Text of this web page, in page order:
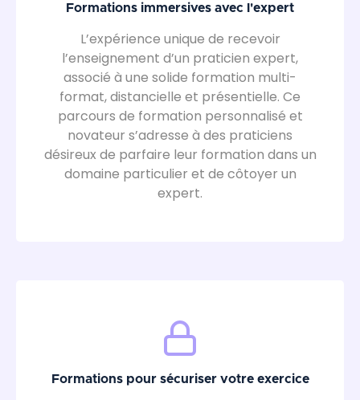
Formations immersives avec l'expert
L’expérience unique de recevoir
l’enseignement d’un praticien expert,
associé à une solide formation multi-
format, distancielle et présentielle. Ce
parcours de formation personnalisé et
novateur s’adresse à des praticiens
désireux de parfaire leur formation dans un
domaine particulier et de côtoyer un
expert.
Formations pour sécuriser votre exercice